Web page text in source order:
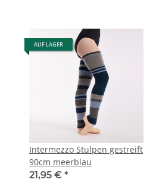
AUF LAGER
Intermezzo Stulpen gestreift
90cm meerblau
21,95 € *